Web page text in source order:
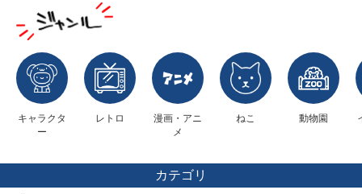
キャラクタ
ー
レトロ
漫画・アニ
メ
ねこ 動物園
カテゴリ